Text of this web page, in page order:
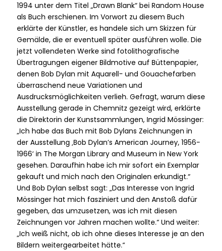
1994 unter dem Titel „Drawn Blank“ bei Random House
als Buch erschienen. Im Vorwort zu diesem Buch
erklärte der Künstler, es handele sich um Skizzen für
Gemälde, die er eventuell später ausführen wolle. Die
jetzt vollendeten Werke sind fotolithografische
Übertragungen eigener Bildmotive auf Büttenpapier,
denen Bob Dylan mit Aquarell- und Gouachefarben
überraschend neue Variationen und
Ausdrucksmöglichkeiten verlieh. Gefragt, warum diese
Ausstellung gerade in Chemnitz gezeigt wird, erklärte
die Direktorin der Kunstsammlungen, Ingrid Mössinger:
„Ich habe das Buch mit Bob Dylans Zeichnungen in
der Ausstellung ‚Bob Dylan’s American Journey, 1956-
1966‘ in The Morgan Library and Museum in New York
gesehen. Daraufhin habe ich mir sofort ein Exemplar
gekauft und mich nach den Originalen erkundigt.“
Und Bob Dylan selbst sagt: „Das Interesse von Ingrid
Mössinger hat mich fasziniert und den Anstoß dafür
gegeben, das umzusetzen, was ich mit diesen
Zeichnungen vor Jahren machen wollte.“ Und weiter:
„Ich weiß nicht, ob ich ohne dieses Interesse je an den
Bildern weitergearbeitet hätte.“